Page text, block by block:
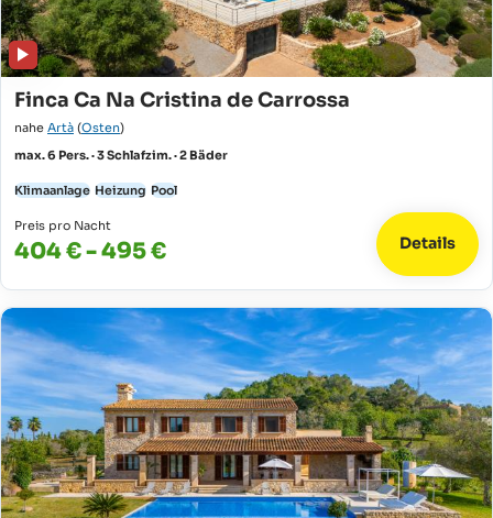
Finca Ca Na Cristina de Carrossa
nahe Artà (Osten)
max. 6 Pers. · 3 Schlafzim. · 2 Bäder
Klimaanlage Heizung Pool
Preis pro Nacht
404 € - 495 € Details